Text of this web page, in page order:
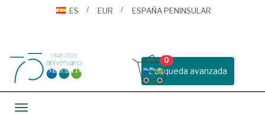
ES
EUR ESPAÑA PENINSULAR
Busqueda avanzada
0
Toggle navigation